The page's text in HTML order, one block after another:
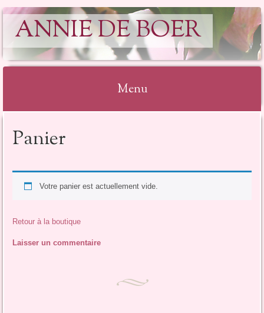
ANNIE DE BOER
Menu
au
Panier
Votre panier est actuellement vide.
Retour à la boutique
Laisser un commentaire